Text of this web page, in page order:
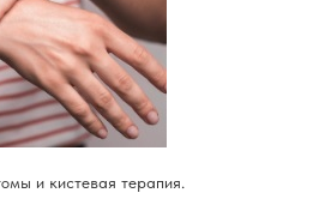
и кистевая терапия.